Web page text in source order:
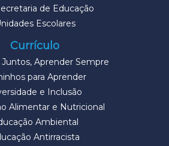
de Educação
Escolares
Currículo
Aprender Sempre
para Aprender
e Inclusão
Alimentar e Nutricional
Ambiental
Antirracista